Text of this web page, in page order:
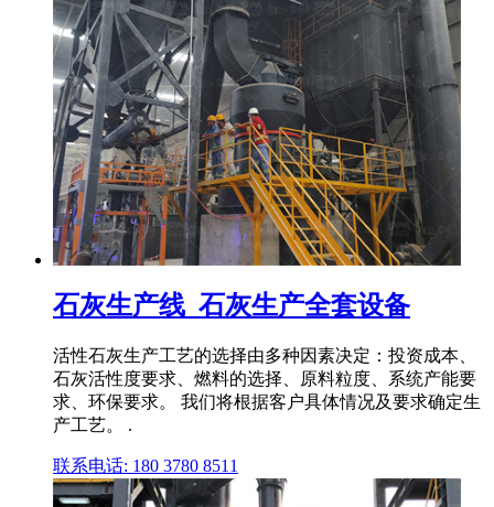
石灰生产线_石灰生产全套设备
活性石灰生产工艺的选择由多种因素决定：投资成本、
石灰活性度要求、燃料的选择、原料粒度、系统产能要
求、环保要求。 我们将根据客户具体情况及要求确定生
产工艺。 .
联系电话: 180 3780 8511